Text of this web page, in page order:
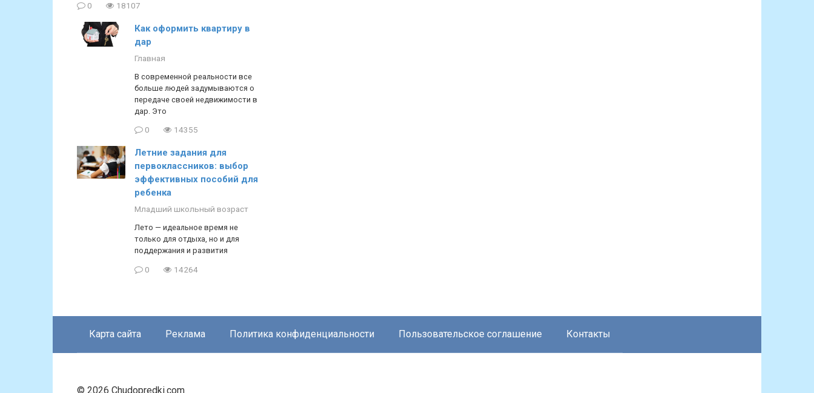
0 18107
Как оформить квартиру в
дар
Главная
В современной реальности все
больше людей задумываются о
передаче своей недвижимости в
дар. Это
0 14355
Летние задания для
первоклассников: выбор
эффективных пособий для
ребенка
Младший школьный возраст
Лето — идеальное время не
только для отдыха, но и для
поддержания и развития
0 14264
Карта сайта Реклама Политика конфиденциальности Пользовательское соглашение Контакты
© 2026 Chudopredki.com